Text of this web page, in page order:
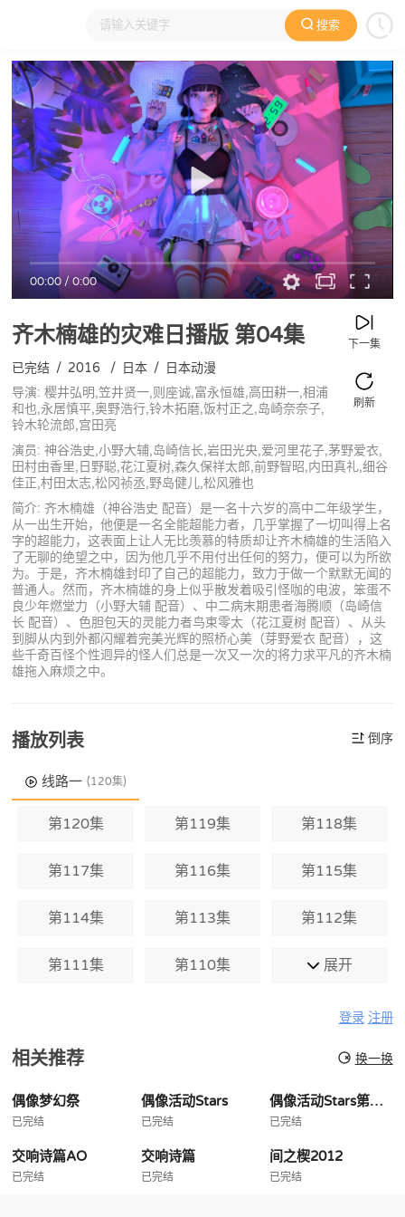
搜索
大家在看 日本动漫 国产动漫 欧美动漫 动漫电影
00:00/0:00
齐木楠雄的灾难日播版第04集 下一集
刷新
已完结 / 2016 / 日本 / 日本动漫
导演: 樱井弘明,笠井贤一,则座诚,富永恒雄,高田耕一,相浦
和也,永居慎平,奥野浩行,铃木拓磨,饭村正之,岛崎奈奈子,
铃木轮流郎,宫田亮
演员: 神谷浩史,小野大辅,岛崎信长,岩田光央,爱河里花子,茅野爱衣,
田村由香里,日野聪,花江夏树,森久保祥太郎,前野智昭,内田真礼,细谷
佳正,村田太志,松冈祯丞,野岛健儿,松风雅也
简介: 齐木楠雄（神谷浩史 配音）是一名十六岁的高中二年级学生，
从一出生开始，他便是一名全能超能力者，几乎掌握了一切叫得上名
字的超能力，这表面上让人无比羡慕的特质却让齐木楠雄的生活陷入
了无聊的绝望之中，因为他几乎不用付出任何的努力，便可以为所欲
为。于是，齐木楠雄封印了自己的超能力，致力于做一个默默无闻的
普通人。然而，齐木楠雄的身上似乎散发着吸引怪咖的电波，笨蛋不
良少年燃堂力（小野大辅 配音）、中二病末期患者海腾顺（岛崎信
长 配音）、色胆包天的灵能力者鸟束零太（花江夏树 配音）、从头
到脚从内到外都闪耀着完美光辉的照桥心美（芽野爱衣 配音），这
些千奇百怪个性迥异的怪人们总是一次又一次的将力求平凡的齐木楠
雄拖入麻烦之中。
播放列表 倒序
线路一 (120集)
第120集 第119集 第118集
第117集 第116集 第115集
第114集 第113集 第112集
第111集 第110集 展开
登录 注册
相关推荐 换一换
偶像梦幻祭
已完结
偶像活动Stars
已完结
偶像活动Stars第二季
已完结
交响诗篇AO
已完结
交响诗篇
已完结
间之楔2012
已完结